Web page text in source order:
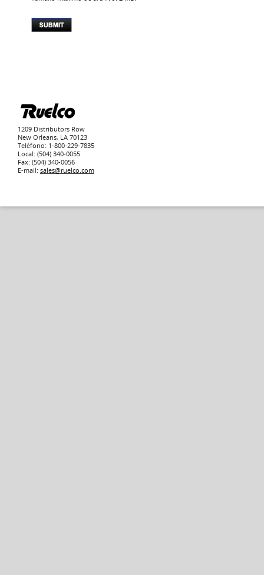
1209 Distributors Row
New Orleans, LA 70123
Teléfono: 1-800-229-7835
Local: (504) 340-0055
Fax: (504) 340-0056
E-mail: sales@ruelco.com